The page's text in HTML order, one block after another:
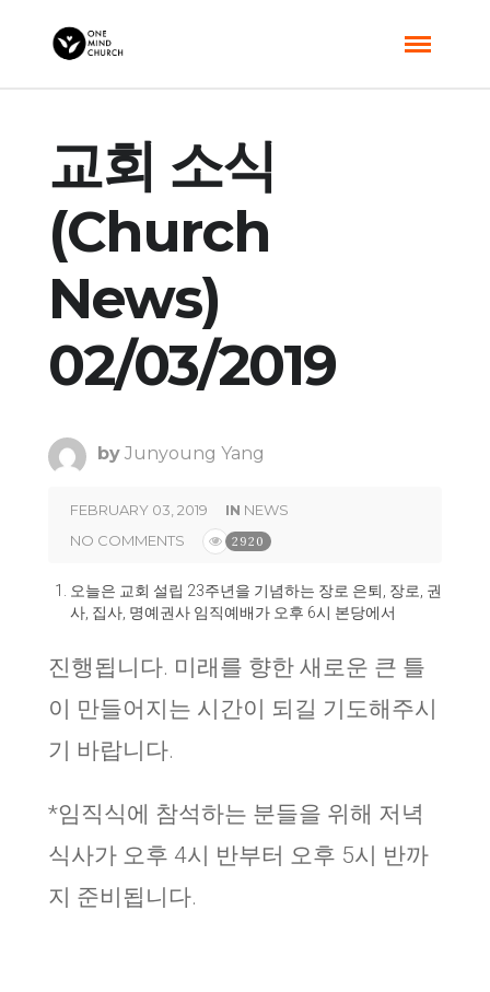
교회 소식
(Church
News)
02/03/2019
by Junyoung Yang
FEBRUARY 03, 2019 IN NEWS
NO COMMENTS
2920
오늘은 교회 설립 23주년을 기념하는 장로 은퇴 장로 권
사 집사 명예권사 임직예배가 오후 6시 본당에서
진행됩니다. 미래를 향한 새로운 큰 틀
이 만들어지는 시간이 되길 기도해주시
기 바랍니다.
*임직식에 참석하는 분들을 위해 저녁
식사가 오후 4시 반부터 오후 5시 반까
지 준비됩니다.